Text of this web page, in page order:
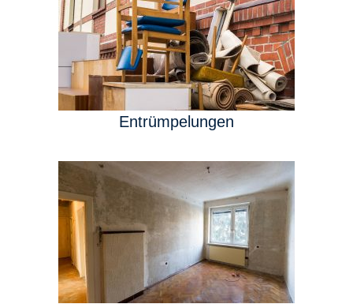
Entrümpelungen